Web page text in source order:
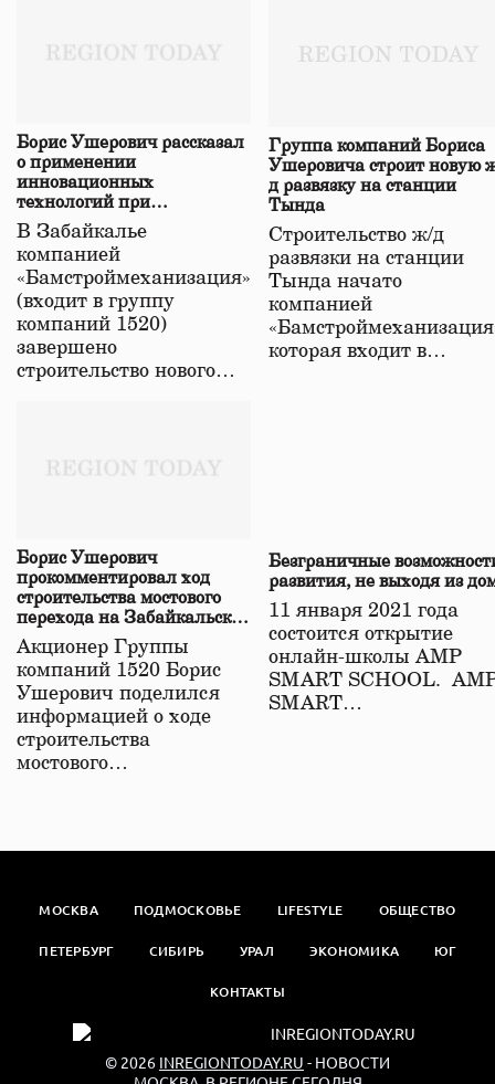
Борис Ушерович рассказал
о применении
инновационных
технологий при
строительстве нового моста
в Забайкалье
В Забайкалье
компанией
«Бамстроймеханизация»
(входит в группу
компаний 1520)
завершено
строительство нового…
Группа компаний Бориса
Ушеровича строит новую
д развязку на станции
Тында
Строительство ж/д
развязки на станции
Тында начато
компанией
которая входит в…
Борис Ушерович
прокомментировал ход
строительства мостового
перехода на Забайкальской
железной дороге
Акционер Группы
компаний 1520 Борис
Ушерович поделился
информацией о ходе
строительства
мостового…
Безграничные
развития, не выходя из
11 января 2021 года
состоится открытие
онлайн-школы АМР
SMART SCHOOL.
SMART…
МОСКВА ПОДМОСКОВЬЕ LIFESTYLE ОБЩЕСТВО
ПЕТЕРБУРГ СИБИРЬ УРАЛ ЭКОНОМИКА ЮГ
КОНТАКТЫ
© 2026 INREGIONTODAY.RU - НОВОСТИ